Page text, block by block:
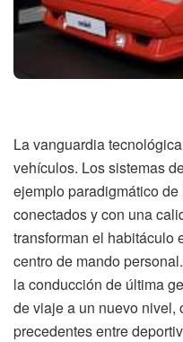
La vanguardia
vehículos. Los sistemas
ejemplo paradigmático
conectados y con una
transforman el habitáculo
centro de mando
la conducción de última
de viaje a un nuevo
precedentes entre